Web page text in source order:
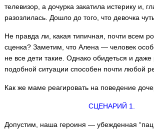
телевизор, а дочурка закатила истерику и,
разозлилась. Дошло до того, что девочка
Не правда ли, какая типичная, почти всем
сценка? Заметим, что Алена — человек
не все дети такие. Однако обидеться и даже
подобной ситуации способен почти любой
Как же маме реагировать на поведение
СЦЕНАРИЙ 1.
Допустим, наша героиня — убежденная